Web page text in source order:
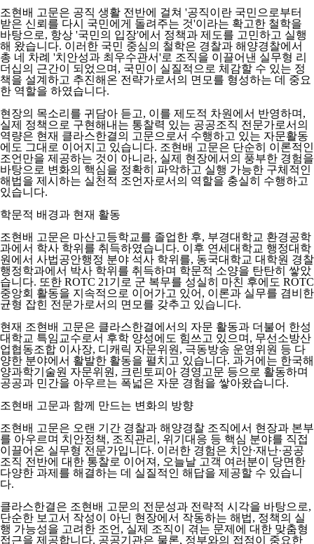
조현배 고문은 공직 생활 전반에 걸쳐 '공직이란 국민으로부터
받은 신뢰를 다시 국민에게 돌려주는 것'이라는 확고한 철학을
바탕으로, 항상 '국민의 입장'에서 정책과 제도를 고민하고 실행
해 왔습니다. 이러한 국민 중심의 철학은 경찰과 해양경찰에서
총 네 차례 '치안성과 최우수관서'로 조직을 이끌어낸 실무형 리
더십의 근간이 되었으며, 국민이 실질적으로 체감할 수 있는 정
책을 설계하고 추진해온 전략가로서의 면모를 형성하는 데 중요
한 역할을 하였습니다.
현장의 목소리를 귀담아 듣고, 이를 제도적 차원에서 반영하며,
실제 정책으로 구현해내는 통찰력 있는 공공조직 전문가로서의
역량은 현재 클라스한결의 고문으로서 수행하고 있는 자문활동
에도 그대로 이어지고 있습니다. 조현배 고문은 단순히 이론적인
조언만을 제공하는 것이 아니라, 실제 현장에서의 풍부한 경험을
바탕으로 변화의 핵심을 정확히 파악하고 실행 가능한 구체적인
해법을 제시하는 실천적 조언자로서의 역할을 충실히 수행하고
있습니다.
학문적 배경과 현재 활동
조현배 고문은 마산고등학교를 졸업한 후, 부경대학교 환경공학
과에서 학사 학위를 취득하였습니다. 이후 연세대학교 행정대학
원에서 사법공안행정 분야 석사 학위를, 동국대학교 대학원 경찰
행정학과에서 박사 학위를 취득하며 학문적 소양을 탄탄히 쌓았
습니다. 또한 ROTC 21기로 군 복무를 성실히 마친 후에도 ROTC
중앙회 활동을 지속적으로 이어가고 있어, 이론과 실무를 겸비한
균형 잡힌 전문가로서의 면모를 갖추고 있습니다.
현재 조현배 고문은 클라스한결에서의 자문 활동과 더불어 한성
대학교 특임교수로서 후학 양성에도 힘쓰고 있으며, 무선소방산
업협동조합 이사장, 디캐릭 자문위원, 극동방송 운영위원 등 다
양한 분야에서 활발한 활동을 펼치고 있습니다. 과거에는 한국해
양과학기술원 자문위원, 크린토피아 경영고문 등으로 활동하며
공공과 민간을 아우르는 폭넓은 자문 경험을 쌓아왔습니다.
조현배 고문과 함께 만드는 변화의 방향
조현배 고문은 오랜 기간 경찰과 해양경찰 조직에서 현장과 본부
를 아우르며 치안정책, 조직관리, 위기대응 등 핵심 분야를 직접
이끌어온 실무형 전문가입니다. 이러한 경험은 치안·재난·공공
조직 전반에 대한 통찰로 이어져, 오늘날 고객 여러분이 당면한
다양한 과제를 해결하는 데 실질적인 해답을 제공할 수 있습니
다.
클라스한결은 조현배 고문의 전문성과 전략적 시각을 바탕으로,
단순한 보고서 작성이 아닌 현장에서 작동하는 해법, 정책의 실
행 가능성을 고려한 조언, 실제 조직이 겪는 문제에 대한 맞춤형
접근을 제공합니다. 공공기관은 물론, 정부와의 접점이 중요한